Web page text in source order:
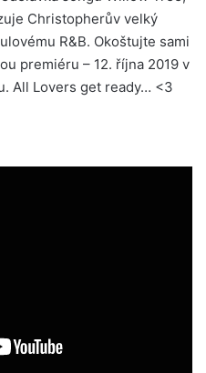
Christopherův velký
R&B. Okoštujte sami
premiéru – 12. října 2019 v
All Lovers get ready… <3